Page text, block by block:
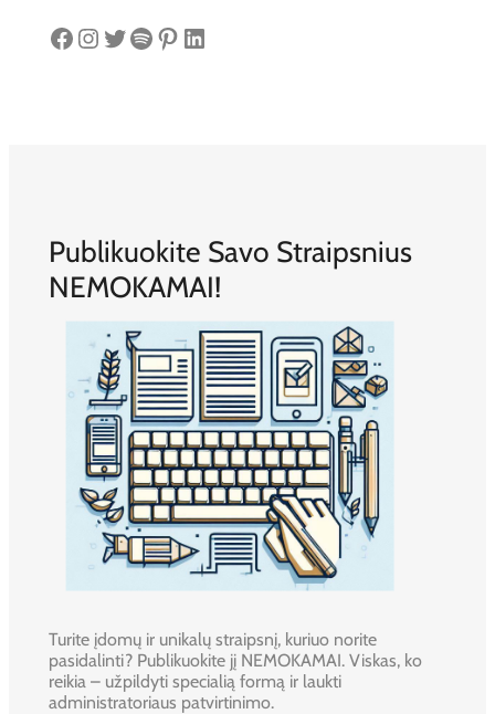
Facebook Instagram Twitter Spotify Pinterest LinkedIn
Publikuokite Savo Straipsnius
NEMOKAMAI!
Turite įdomų ir unikalų straipsnį, kuriuo norite
pasidalinti? Publikuokite jį NEMOKAMAI. Viskas, ko
reikia – užpildyti specialią formą ir laukti
administratoriaus patvirtinimo.